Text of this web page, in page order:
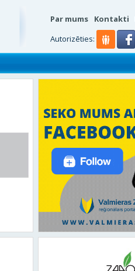
Par mums Kontakti
Autorizēties: